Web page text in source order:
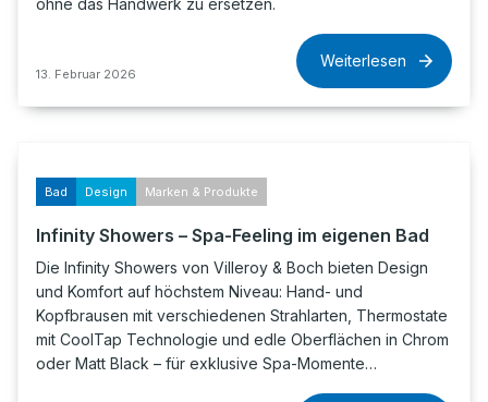
ohne das Handwerk zu ersetzen.
13. Februar 2026
Weiterlesen
Bad Design Marken & Produkte
Infinity Showers – Spa-Feeling im eigenen Bad
Die Infinity Showers von Villeroy & Boch bieten Design
und Komfort auf höchstem Niveau: Hand- und
Kopfbrausen mit verschiedenen Strahlarten, Thermostate
mit CoolTap Technologie und edle Oberflächen in Chrom
oder Matt Black – für exklusive Spa-Momente…